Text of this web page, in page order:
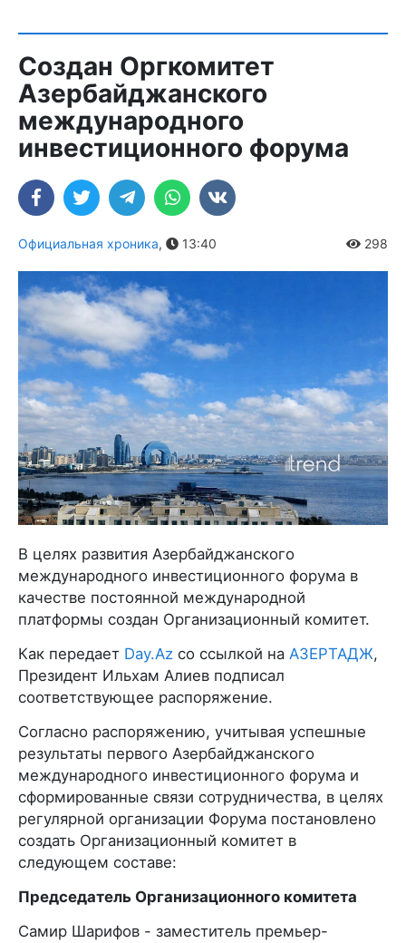
Создан Оргкомитет
Азербайджанского
международного
инвестиционного форума
Официальная хроника, 13:40 298
В целях развития Азербайджанского
международного инвестиционного форума в
качестве постоянной международной
платформы создан Организационный комитет.
Как передает Day.Az со ссылкой на АЗЕРТАДЖ,
Президент Ильхам Алиев подписал
соответствующее распоряжение.
Согласно распоряжению, учитывая успешные
результаты первого Азербайджанского
международного инвестиционного форума и
сформированные связи сотрудничества, в целях
регулярной организации Форума постановлено
создать Организационный комитет в
следующем составе:
Председатель Организационного комитета
Самир Шарифов - заместитель премьер-